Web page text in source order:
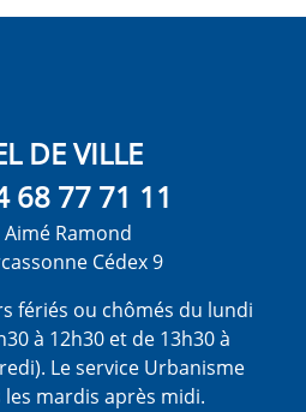
DE VILLE
68 77 71 11
Ramond
Cédex 9
fériés ou chômés du lundi
à 12h30 et de 13h30 à
Le service Urbanisme
mardis après midi.